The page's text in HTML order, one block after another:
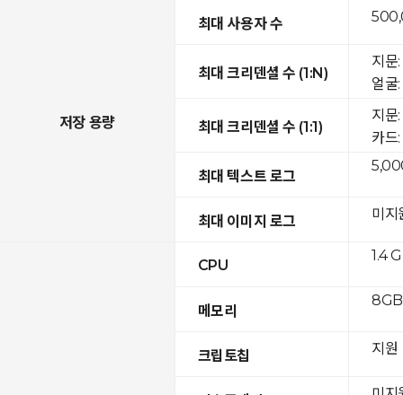
저장 용량
최대 사용자 수
최대 크리덴셜 수 (1:N)
최대 크리덴셜 수 (1:1)
최대 텍스트 로그
최대 이미지 로그
CPU
메모리
크립토칩
지
얼
지
카
미지
1.4
지원